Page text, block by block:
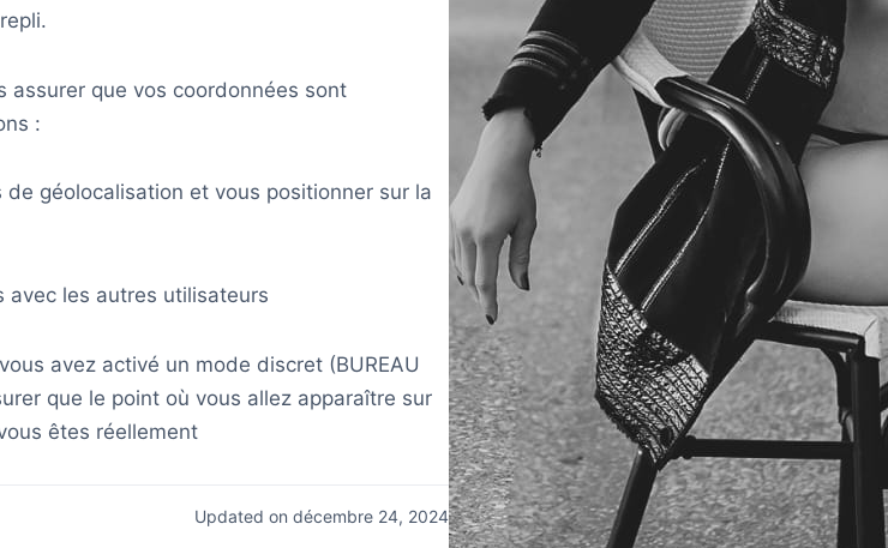
assurer que vos coordonnées sont
:
de géolocalisation et vous positionner sur la
avec les autres utilisateurs
avez activé un mode discret (BUREAU
que le point où vous allez apparaître sur
êtes réellement
Updated on décembre 24, 2024